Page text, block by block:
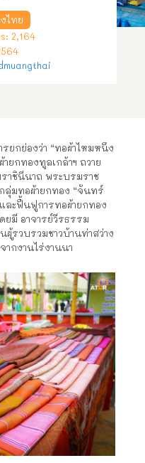
ไทย
2,164
ยกย่องว่า “ทอผ้าไหมหนึ่ง
ยกทองทูลเกล้าฯ ถวาย
าชินีนาถ พระบรมราช
ลุ่มทอผ้ายกทอง “จันทร์
ละฟื้นฟูการทอผ้ายกทอง
มี อาจารย์วีรธรรม
ผู้รวบรวมชาวบ้านท่าสว่าง
ากงานไร่งานนา